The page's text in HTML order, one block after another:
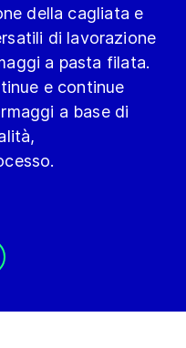
della cagliata e
di lavorazione
a pasta filata.
e continue
a base di